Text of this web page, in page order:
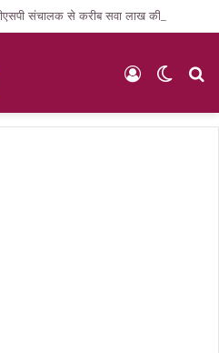
Switch
Log